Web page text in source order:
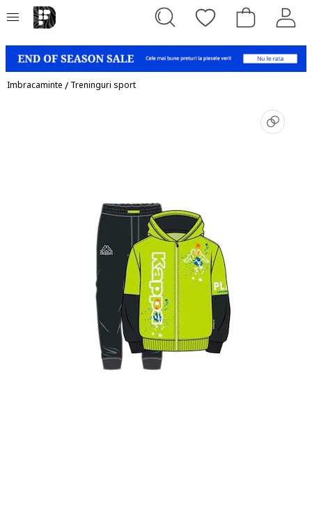
Imbracaminte / Treninguri sport